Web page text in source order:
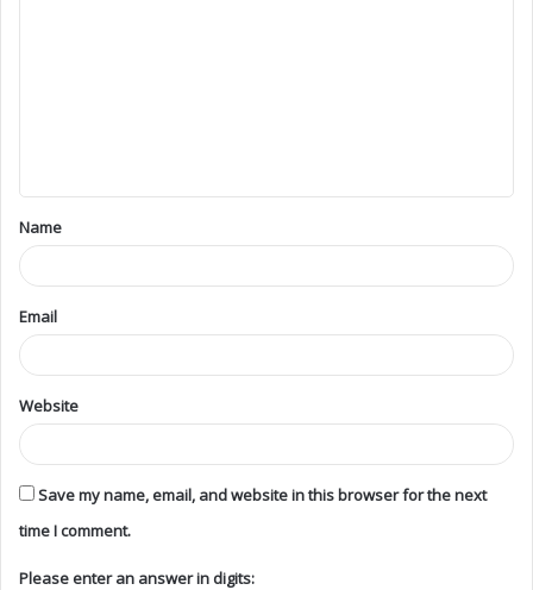
Name
Email
Website
Save my name, email, and website in this browser for the next
time I comment.
Please enter an answer in digits: